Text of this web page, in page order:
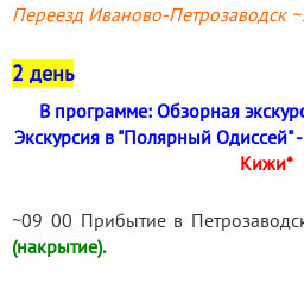
Переезд Иваново-Петрозаводск
2 день
В программе: Обзорная
Экскурсия в "Полярный Одиссей" -
Кижи*
~09 00 Прибытие в
(накрытие).